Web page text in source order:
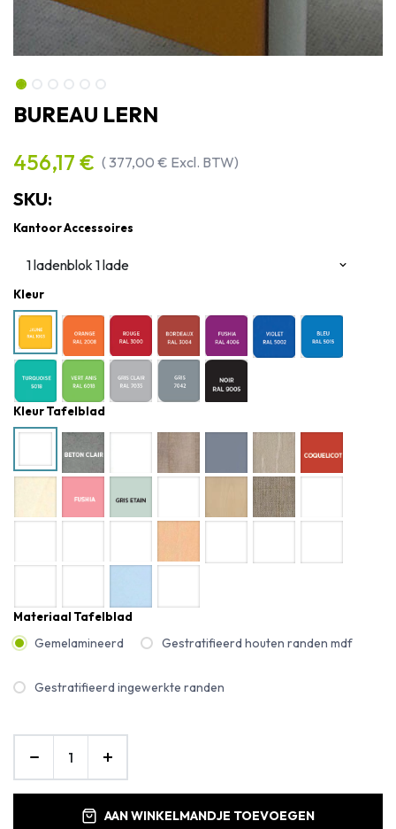
BUREAU LERN
456,17 € (377,00 € Excl. BTW)
SKU:
Kantoor Accessoires
Kleur
Kleur Tafelblad
Materiaal Tafelblad
Gemelamineerd Gestratifieerd houten randen mdf
Gestratifieerd ingewerkte randen
AAN WINKELMANDJE TOEVOEGEN